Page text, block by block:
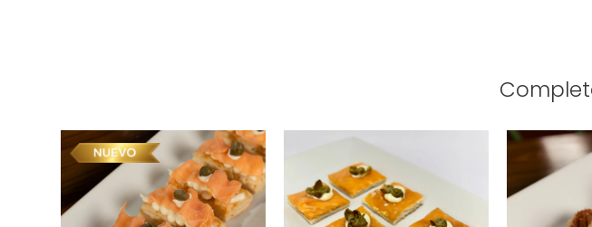
Hojaldres con salmón
Hojaldre con Salmón x6